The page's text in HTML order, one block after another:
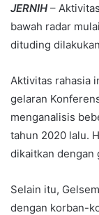
JERNIH –
bawah radar
dituding
Aktivitas rahasia
gelaran
menganalisis
tahun 2020 lalu.
dikaitkan dengan
Selain itu,
dengan korban-